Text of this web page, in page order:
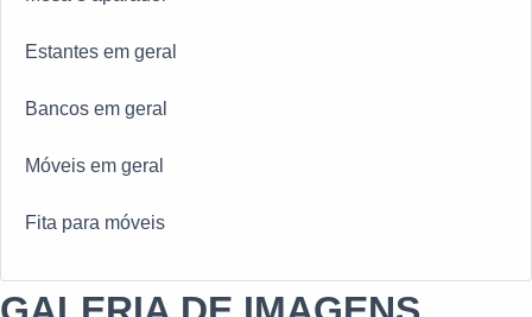
Estantes em geral
Bancos em geral
Móveis em geral
Fita para móveis